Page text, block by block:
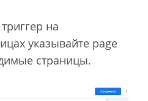
на
указывайте page
страницы.